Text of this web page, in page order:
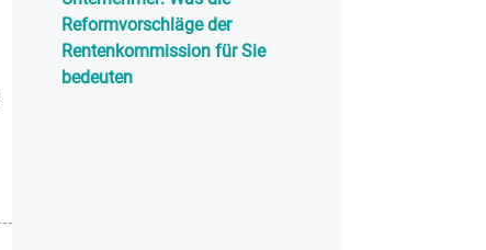
Reformvorschläge der
Rentenkommission für Sie
bedeuten